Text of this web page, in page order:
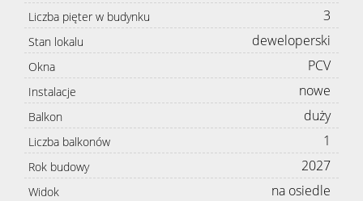
Liczba pięter w budynku
3
Stan lokalu deweloperski
Okna PCV
Instalacje nowe
Balkon duży
Liczba balkonów 1
Rok budowy 2027
Widok na osiedle